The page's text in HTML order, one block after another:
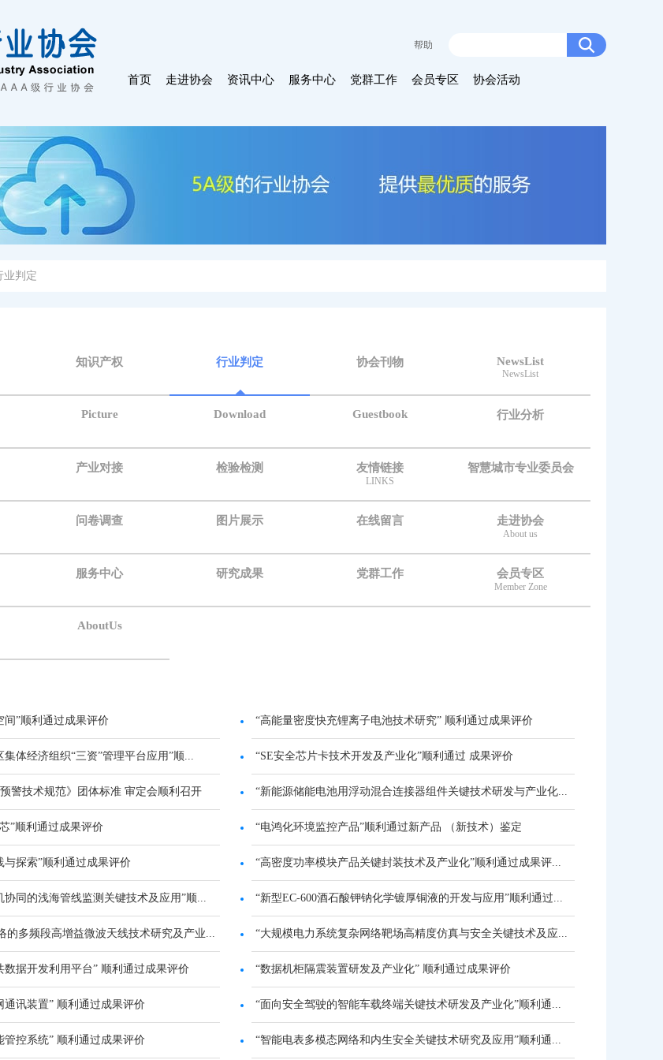
帮助
首页 走进协会 资讯中心 服务中心 党群工作 会员专区 协会活动
业判定
知识产权 行业判定 协会刊物 NewsList
NewsList
Picture Download Guestbook 行业分析
产业对接 检验检测 友情链接
LINKS
智慧城市专业委员会
问卷调查 图片展示 在线留言 走进协会
About us
服务中心 研究成果 党群工作 会员专区
Member Zone
AboutUs
间”顺利通过成果评价 “高能量密度快充锂离子电池技术研究” 顺利通过成果评价
体经济组织“三资”管理平台应用”顺... “SE安全芯片卡技术开发及产业化”顺利通过 成果评价
警技术规范》团体标准 审定会顺利召开 “新能源储能电池用浮动混合连接器组件关键技术研发与产业化...
”顺利通过成果评价 “电鸿化环境监控产品”顺利通过新产品 （新技术）鉴定
与探索”顺利通过成果评价 “高密度功率模块产品关键封装技术及产业化”顺利通过成果评...
协同的浅海管线监测关键技术及应用”顺... “新型EC-600酒石酸钾钠化学镀厚铜液的开发与应用”顺利通过...
的多频段高增益微波天线技术研究及产业... “大规模电力系统复杂网络靶场高精度仿真与安全关键技术及应...
数据开发利用平台” 顺利通过成果评价 “数据机柜隔震装置研发及产业化” 顺利通过成果评价
通讯装置” 顺利通过成果评价 “面向安全驾驶的智能车载终端关键技术研发及产业化”顺利通...
管控系统” 顺利通过成果评价 “智能电表多模态网络和内生安全关键技术研究及应用”顺利通...